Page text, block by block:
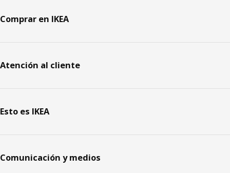
Comprar en IKEA
Atención al cliente
Esto es IKEA
Comunicación y medios